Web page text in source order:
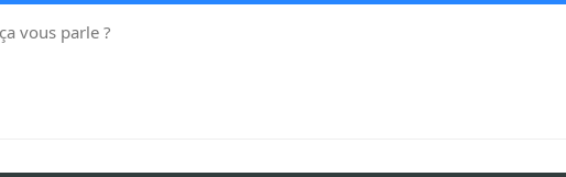
vous parle ?